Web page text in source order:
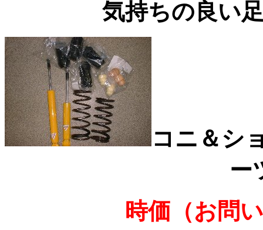
気持ちの良い
コニ＆シ
ー
時価（お問